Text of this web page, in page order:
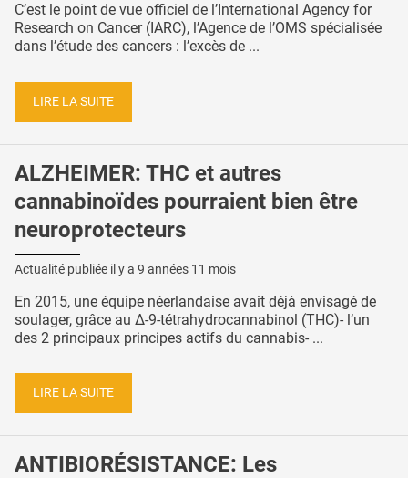
C’est le point de vue officiel de l’International Agency for
Research on Cancer (IARC), l’Agence de l’OMS spécialisée
dans l’étude des cancers : l’excès de ...
LIRE LA SUITE
ALZHEIMER: THC et autres
cannabinoïdes pourraient bien être
neuroprotecteurs
Actualité publiée il y a 9 années 11 mois
En 2015, une équipe néerlandaise avait déjà envisagé de
soulager, grâce au Δ-9-tétrahydrocannabinol (THC)- l’un
des 2 principaux principes actifs du cannabis- ...
LIRE LA SUITE
ANTIBIORÉSISTANCE: Les